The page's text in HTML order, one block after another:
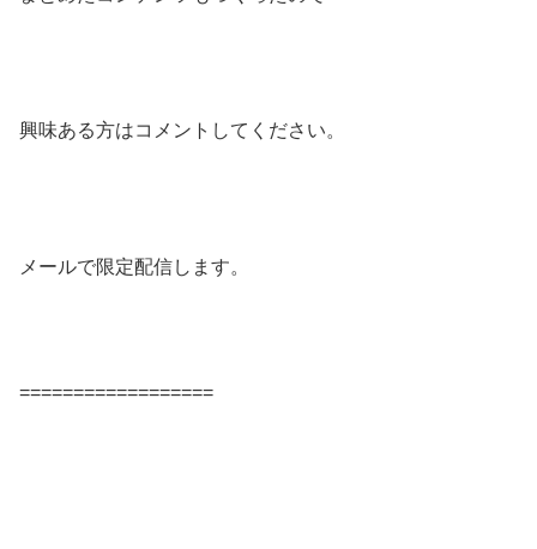
興味ある方はコメントしてください。
メールで限定配信します。
==================